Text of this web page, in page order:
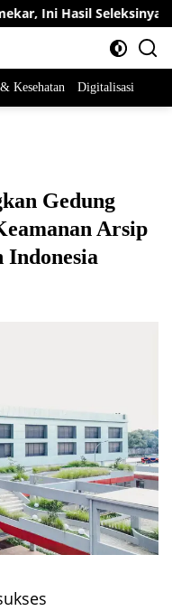
Ini Hasil Seleksinya
Kesehatan Digitalisasi
Gedung
Arsip
Indonesia